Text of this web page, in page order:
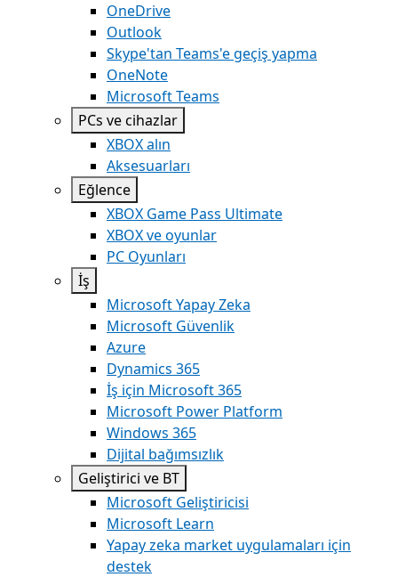
OneDrive
Outlook
Skype'tan Teams'e geçiş yapma
OneNote
Microsoft Teams
PCs ve cihazlar
XBOX alın
Aksesuarları
Eğlence
XBOX Game Pass Ultimate
XBOX ve oyunlar
PC Oyunları
İş
Microsoft Yapay Zeka
Microsoft Güvenlik
Azure
Dynamics 365
İş için Microsoft 365
Microsoft Power Platform
Windows 365
Dijital bağımsızlık
Geliştirici ve BT
Microsoft Geliştiricisi
Microsoft Learn
Yapay zeka market uygulamaları için
destek